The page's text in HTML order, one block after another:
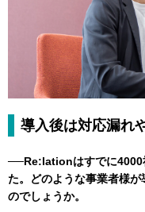
導入後は対応漏れ
──Re:lationはすでに4000
た。どのような事業者様
のでしょうか。